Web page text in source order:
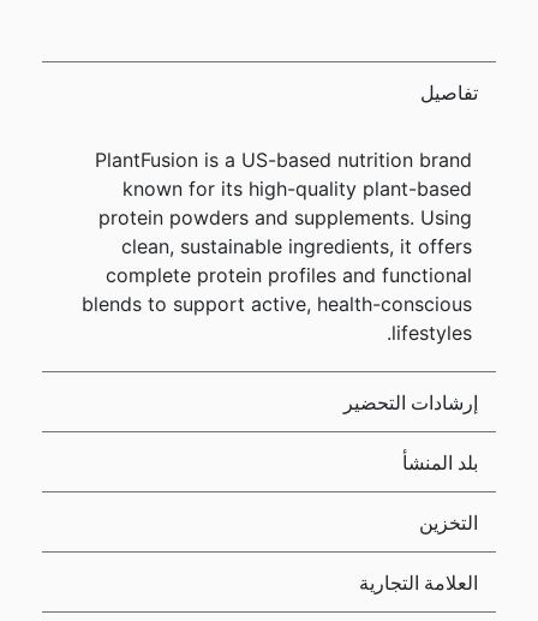
تفاصيل
PlantFusion is a US-based nutrition brand
known for its high-quality plant-based
protein powders and supplements. Using
clean, sustainable ingredients, it offers
complete protein profiles and functional
blends to support active, health-conscious
lifestyles.
إرشادات التحضير
بلد المنشأ
التخزين
العلامة التجارية